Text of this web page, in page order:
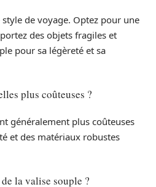
de voyage. Optez pour une
des objets fragiles et
pour sa légèreté et sa
plus coûteuses ?
généralement plus coûteuses
et des matériaux robustes
la valise souple ?